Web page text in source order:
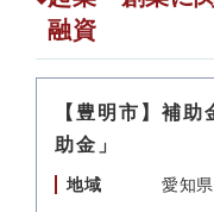
融資
【豊明市】補
助金」
地域 愛知県